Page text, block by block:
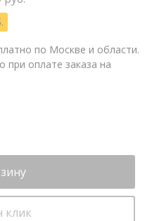
по Москве и области.
при оплате заказа на
клик